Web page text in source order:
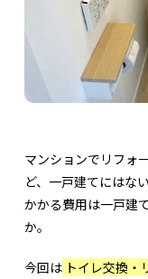
マンションでリフォ
ど、一戸建てにはな
かかる費用は一戸建
か。
今回はトイレ交換・